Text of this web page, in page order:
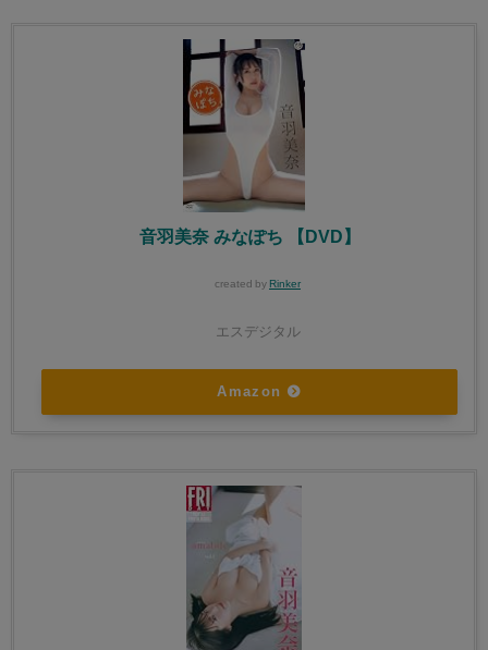
音羽美奈 みなぽち 【DVD】
created by Rinker
エスデジタル
Amazon